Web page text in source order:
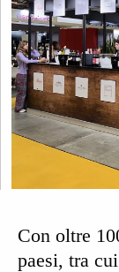
Con oltre
paesi, tra